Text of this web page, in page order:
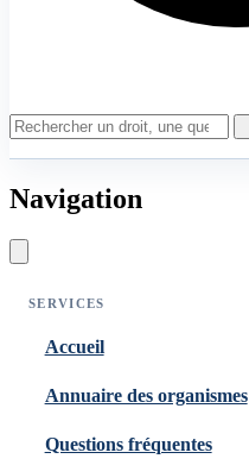
Navigation
SERVICES
Accueil
Annuaire des organismes
Questions fréquentes